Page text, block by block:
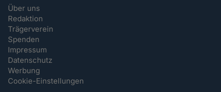
Über uns
Redaktion
Trägerverein
Spenden
Impressum
Datenschutz
Werbung
Cookie-Einstellungen